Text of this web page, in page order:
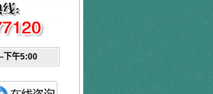
下午5:00